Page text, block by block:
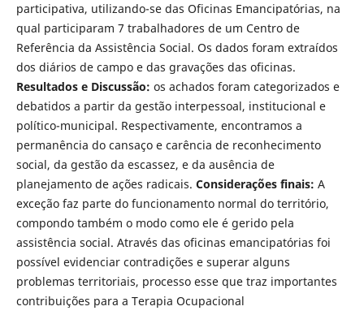
participativa, utilizando-se das Oficinas Emancipatórias, na
qual participaram 7 trabalhadores de um Centro de
Referência da Assistência Social. Os dados foram extraídos
dos diários de campo e das gravações das oficinas.
Resultados e Discussão: os achados foram categorizados e
debatidos a partir da gestão interpessoal, institucional e
político-municipal. Respectivamente, encontramos a
permanência do cansaço e carência de reconhecimento
social, da gestão da escassez, e da ausência de
planejamento de ações radicais. Considerações finais: A
exceção faz parte do funcionamento normal do território,
compondo também o modo como ele é gerido pela
assistência social. Através das oficinas emancipatórias foi
possível evidenciar contradições e superar alguns
problemas territoriais, processo esse que traz importantes
contribuições para a Terapia Ocupacional